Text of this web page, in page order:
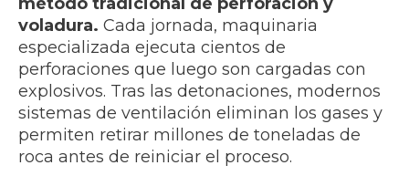
método tradicional de perforación y
voladura. Cada jornada, maquinaria
especializada ejecuta cientos de
perforaciones que luego son cargadas con
explosivos. Tras las detonaciones, modernos
sistemas de ventilación eliminan los gases y
permiten retirar millones de toneladas de
roca antes de reiniciar el proceso.